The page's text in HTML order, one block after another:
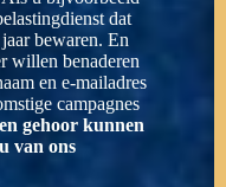
dat
bewaren. En
willen benaderen
en e-mailadres
campagnes
gehoor kunnen
van ons